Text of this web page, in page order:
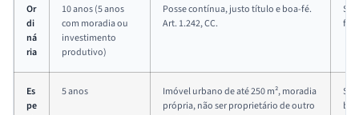
Or
di
ná
ria
10 anos (5 anos
com moradia ou
investimento
produtivo)
Posse contínua, justo título e boa-fé.
Art. 1.242, CC.
Es
pe
5 anos
Imóvel urbano de até 250 m², moradia
própria, não ser proprietário de outro